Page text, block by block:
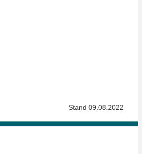
Stand 09.08.2022